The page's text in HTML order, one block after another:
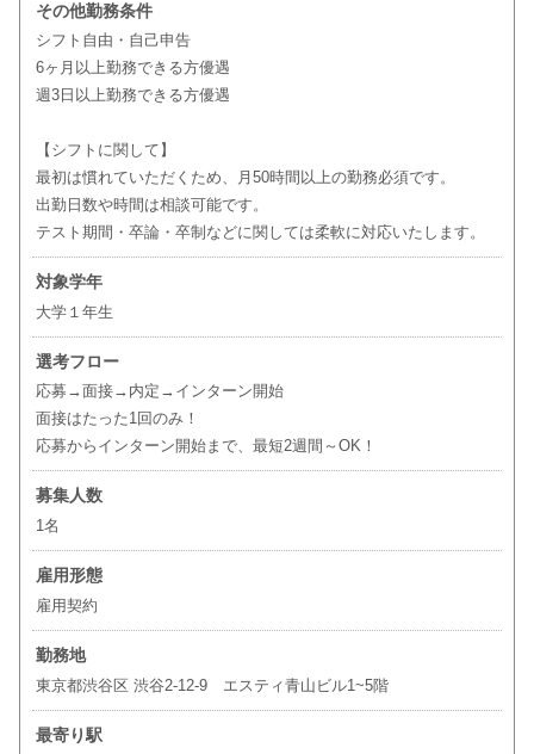
その他勤務条件
シフト自由・自己申告
6ヶ月以上勤務できる方優遇
週3日以上勤務できる方優遇
【シフトに関して】
最初は慣れていただくため、月50時間以上の勤務必須です。
出勤日数や時間は相談可能です。
テスト期間・卒論・卒制などに関しては柔軟に対応いたします。
対象学年
大学１年生
選考フロー
応募→面接→内定→インターン開始
面接はたった1回のみ！
応募からインターン開始まで、最短2週間～OK！
募集人数
1名
雇用形態
雇用契約
勤務地
東京都渋谷区 渋谷2-12-9 エスティ青山ビル1~5階
最寄り駅